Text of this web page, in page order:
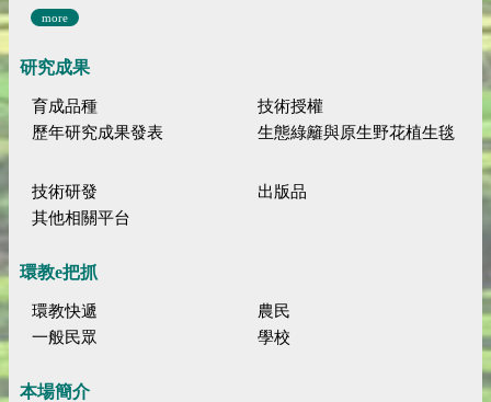
more
研究成果
育成品種
技術授權
歷年研究成果發表
生態綠籬與原生野花植生毯
技術研發
出版品
其他相關平台
環教e把抓
環教快遞
農民
一般民眾
學校
本場簡介